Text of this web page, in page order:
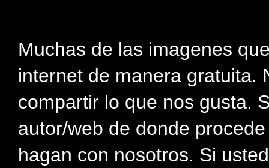
Muchas de las imagenes
internet de manera gratuita.
compartir lo que nos gusta.
autor/web de donde
hagan con nosotros. Si